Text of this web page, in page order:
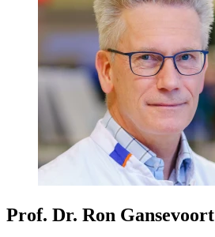
Prof. Dr. Ron Gansevoort